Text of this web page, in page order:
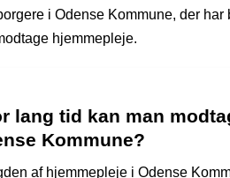
i Odense Kommune, der
hjemmepleje.
lang tid kan man
Kommune?
af hjemmepleje i Odense